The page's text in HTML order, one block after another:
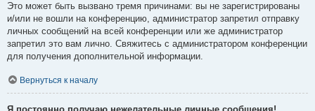
Это может быть вызвано тремя причинами: вы не зарегистрированы
и/или не вошли на конференцию, администратор запретил отправку
личных сообщений на всей конференции или же администратор
запретил это вам лично. Свяжитесь с администратором конференции
для получения дополнительной информации.
Вернуться к началу